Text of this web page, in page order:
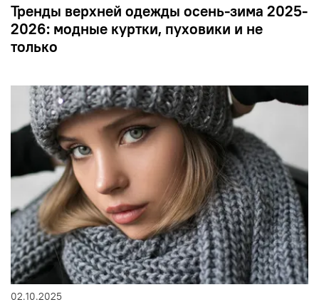
Тренды верхней одежды осень-зима 2025-
2026: модные куртки, пуховики и не
только
02.10.2025